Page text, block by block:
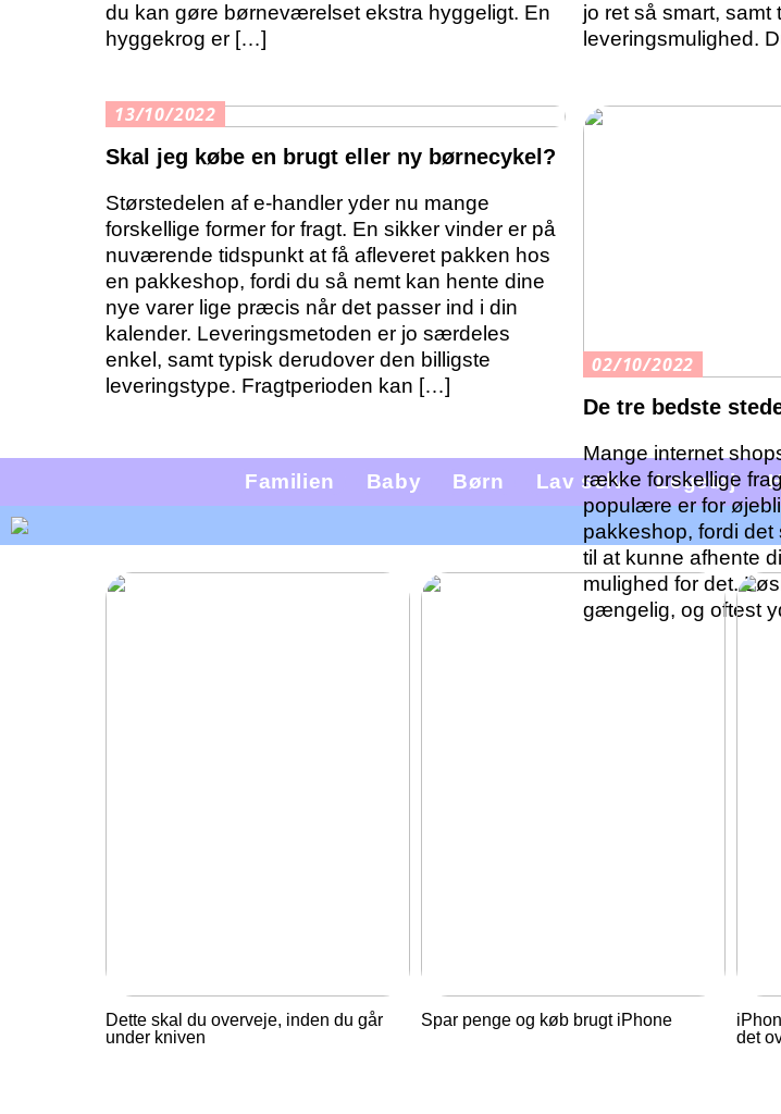
du kan gøre børneværelset ekstra hyggeligt. En
hyggekrog er […]
jo ret så smart, samt
leveringsmulighed.
13/10/2022
Skal jeg købe en brugt eller ny børnecykel?
Størstedelen af e-handler yder nu mange
forskellige former for fragt. En sikker vinder er på
nuværende tidspunkt at få afleveret pakken hos
en pakkeshop, fordi du så nemt kan hente dine
nye varer lige præcis når det passer ind i din
kalender. Leveringsmetoden er jo særdeles
enkel, samt typisk derudover den billigste
leveringstype. Fragtperioden kan […]
02/10/2022
De tre bedste
Mange internet
række forskellige
populære er for
pakkeshop, fordi
til at kunne afhente
mulighed for det.
gængelig, og oftest
Familien Baby Børn Lav selv Legetøj
Dette skal du overveje, inden du går
under kniven
Spar penge og køb brugt iPhone
det